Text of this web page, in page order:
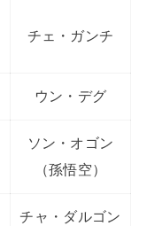
チェ・ガンチ
ウン・デグ
ソン・オゴン
（孫悟空）
チャ・ダルゴン